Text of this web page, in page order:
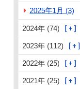
2025年1月 (3)
2024年 (74)
2023年 (112)
2022年 (25)
2021年 (25)